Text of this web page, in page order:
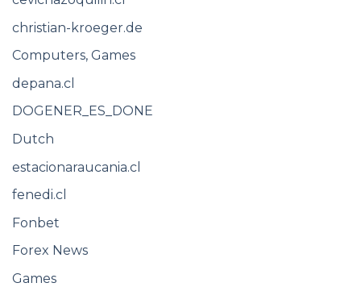
christian-kroeger.de
Computers, Games
depana.cl
DOGENER_ES_DONE
Dutch
estacionaraucania.cl
fenedi.cl
Fonbet
Forex News
Games